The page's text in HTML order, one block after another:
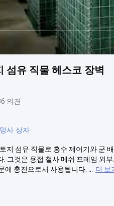
섬유 직물 헤스코 장벽
의견
사 상자
지 섬유 직물로 홍수 제어기와 군
. 그것은 용접 철사 메쉬 프레임 외
충진으로서 사용됩니다. ...
더 보